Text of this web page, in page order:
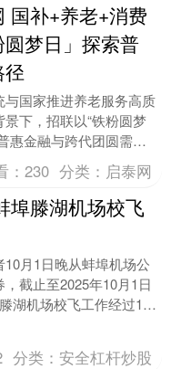
国补+养老+消费
梦日」探索普
径
与国家推进养老服务高质
下，招联以“铁粉圆梦
惠金融与跨代团圆需求
国补+养老+消费”新服务
：230 分类： 启泰网
埠滕湖机场校飞
10月1日晚从蚌埠机场公
截止至2025年10月1日
湖机场校飞工作经过10
架次的起落护航，所有
分类：安全杠杆炒股